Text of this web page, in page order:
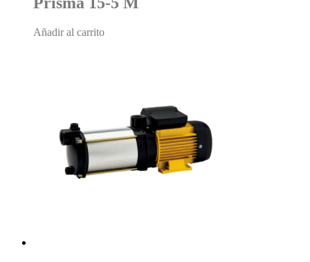
Añadir al carrito